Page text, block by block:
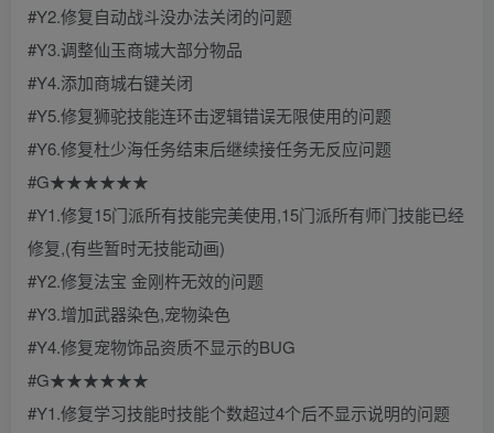
#Y2.修复自动战斗没办法关闭的问题
#Y3.调整仙玉商城大部分物品
#Y4.添加商城右键关闭
#Y5.修复狮驼技能连环击逻辑错误无限使用的问题
#Y6.修复杜少海任务结束后继续接任务无反应问题
#G★★★★★★
#Y1.修复15门派所有技能完美使用,15门派所有师门技能已经
修复,(有些暂时无技能动画)
#Y2.修复法宝 金刚杵无效的问题
#Y3.增加武器染色,宠物染色
#Y4.修复宠物饰品资质不显示的BUG
#G★★★★★★
#Y1.修复学习技能时技能个数超过4个后不显示说明的问题